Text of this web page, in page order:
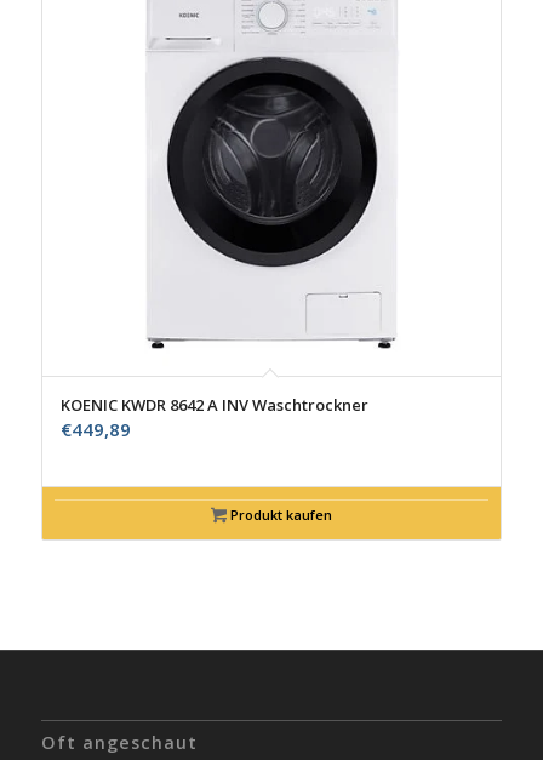
KOENIC KWDR 8642 A INV Waschtrockner
€449,89
Produkt kaufen
Oft angeschaut